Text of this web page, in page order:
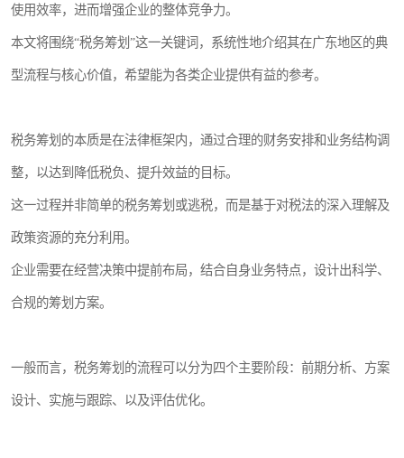
使用效率，进而增强企业的整体竞争力。
本文将围绕“税务筹划”这一关键词，系统性地介绍其在广东地区的典
型流程与核心价值，希望能为各类企业提供有益的参考。
税务筹划的本质是在法律框架内，通过合理的财务安排和业务结构调
整，以达到降低税负、提升效益的目标。
这一过程并非简单的税务筹划或逃税，而是基于对税法的深入理解及
政策资源的充分利用。
企业需要在经营决策中提前布局，结合自身业务特点，设计出科学、
合规的筹划方案。
一般而言，税务筹划的流程可以分为四个主要阶段：前期分析、方案
设计、实施与跟踪、以及评估优化。